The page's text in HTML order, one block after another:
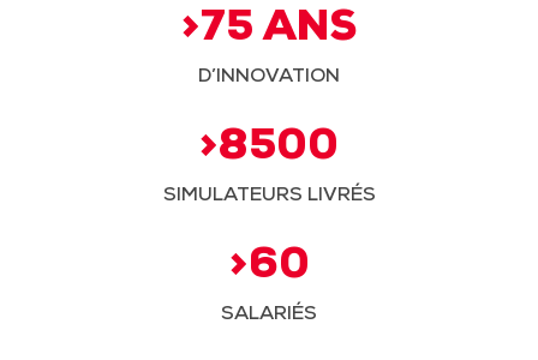
>75 ANS
D’INNOVATION
>8500
SIMULATEURS LIVRÉS
>60
SALARIÉS